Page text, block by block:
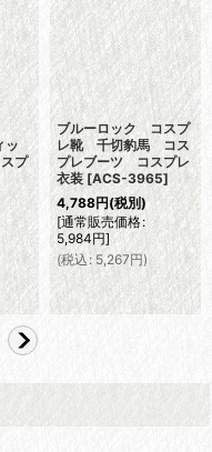
ッ
プ
ブルーロック コスプ
レ靴 千切豹馬 コス
プレブーツ コスプレ
衣装 [ACS-3965]
4,788円(税別)
[通常販売価格:
5,984円]
(税込: 5,267円)